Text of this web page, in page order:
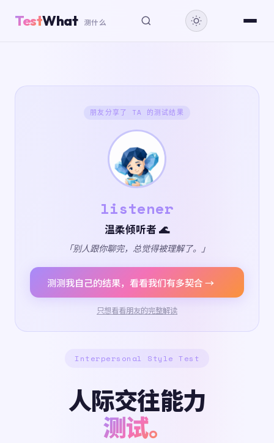
TestWhat 测什么
朋友分享了 TA 的测试结果
listener
温柔倾听者 🌊
「别人跟你聊完，总觉得被理解了。」
测测我自己的结果，看看我们有多契合 →
只想看看朋友的完整解读
Interpersonal Style Test
人际交往能力
测试。